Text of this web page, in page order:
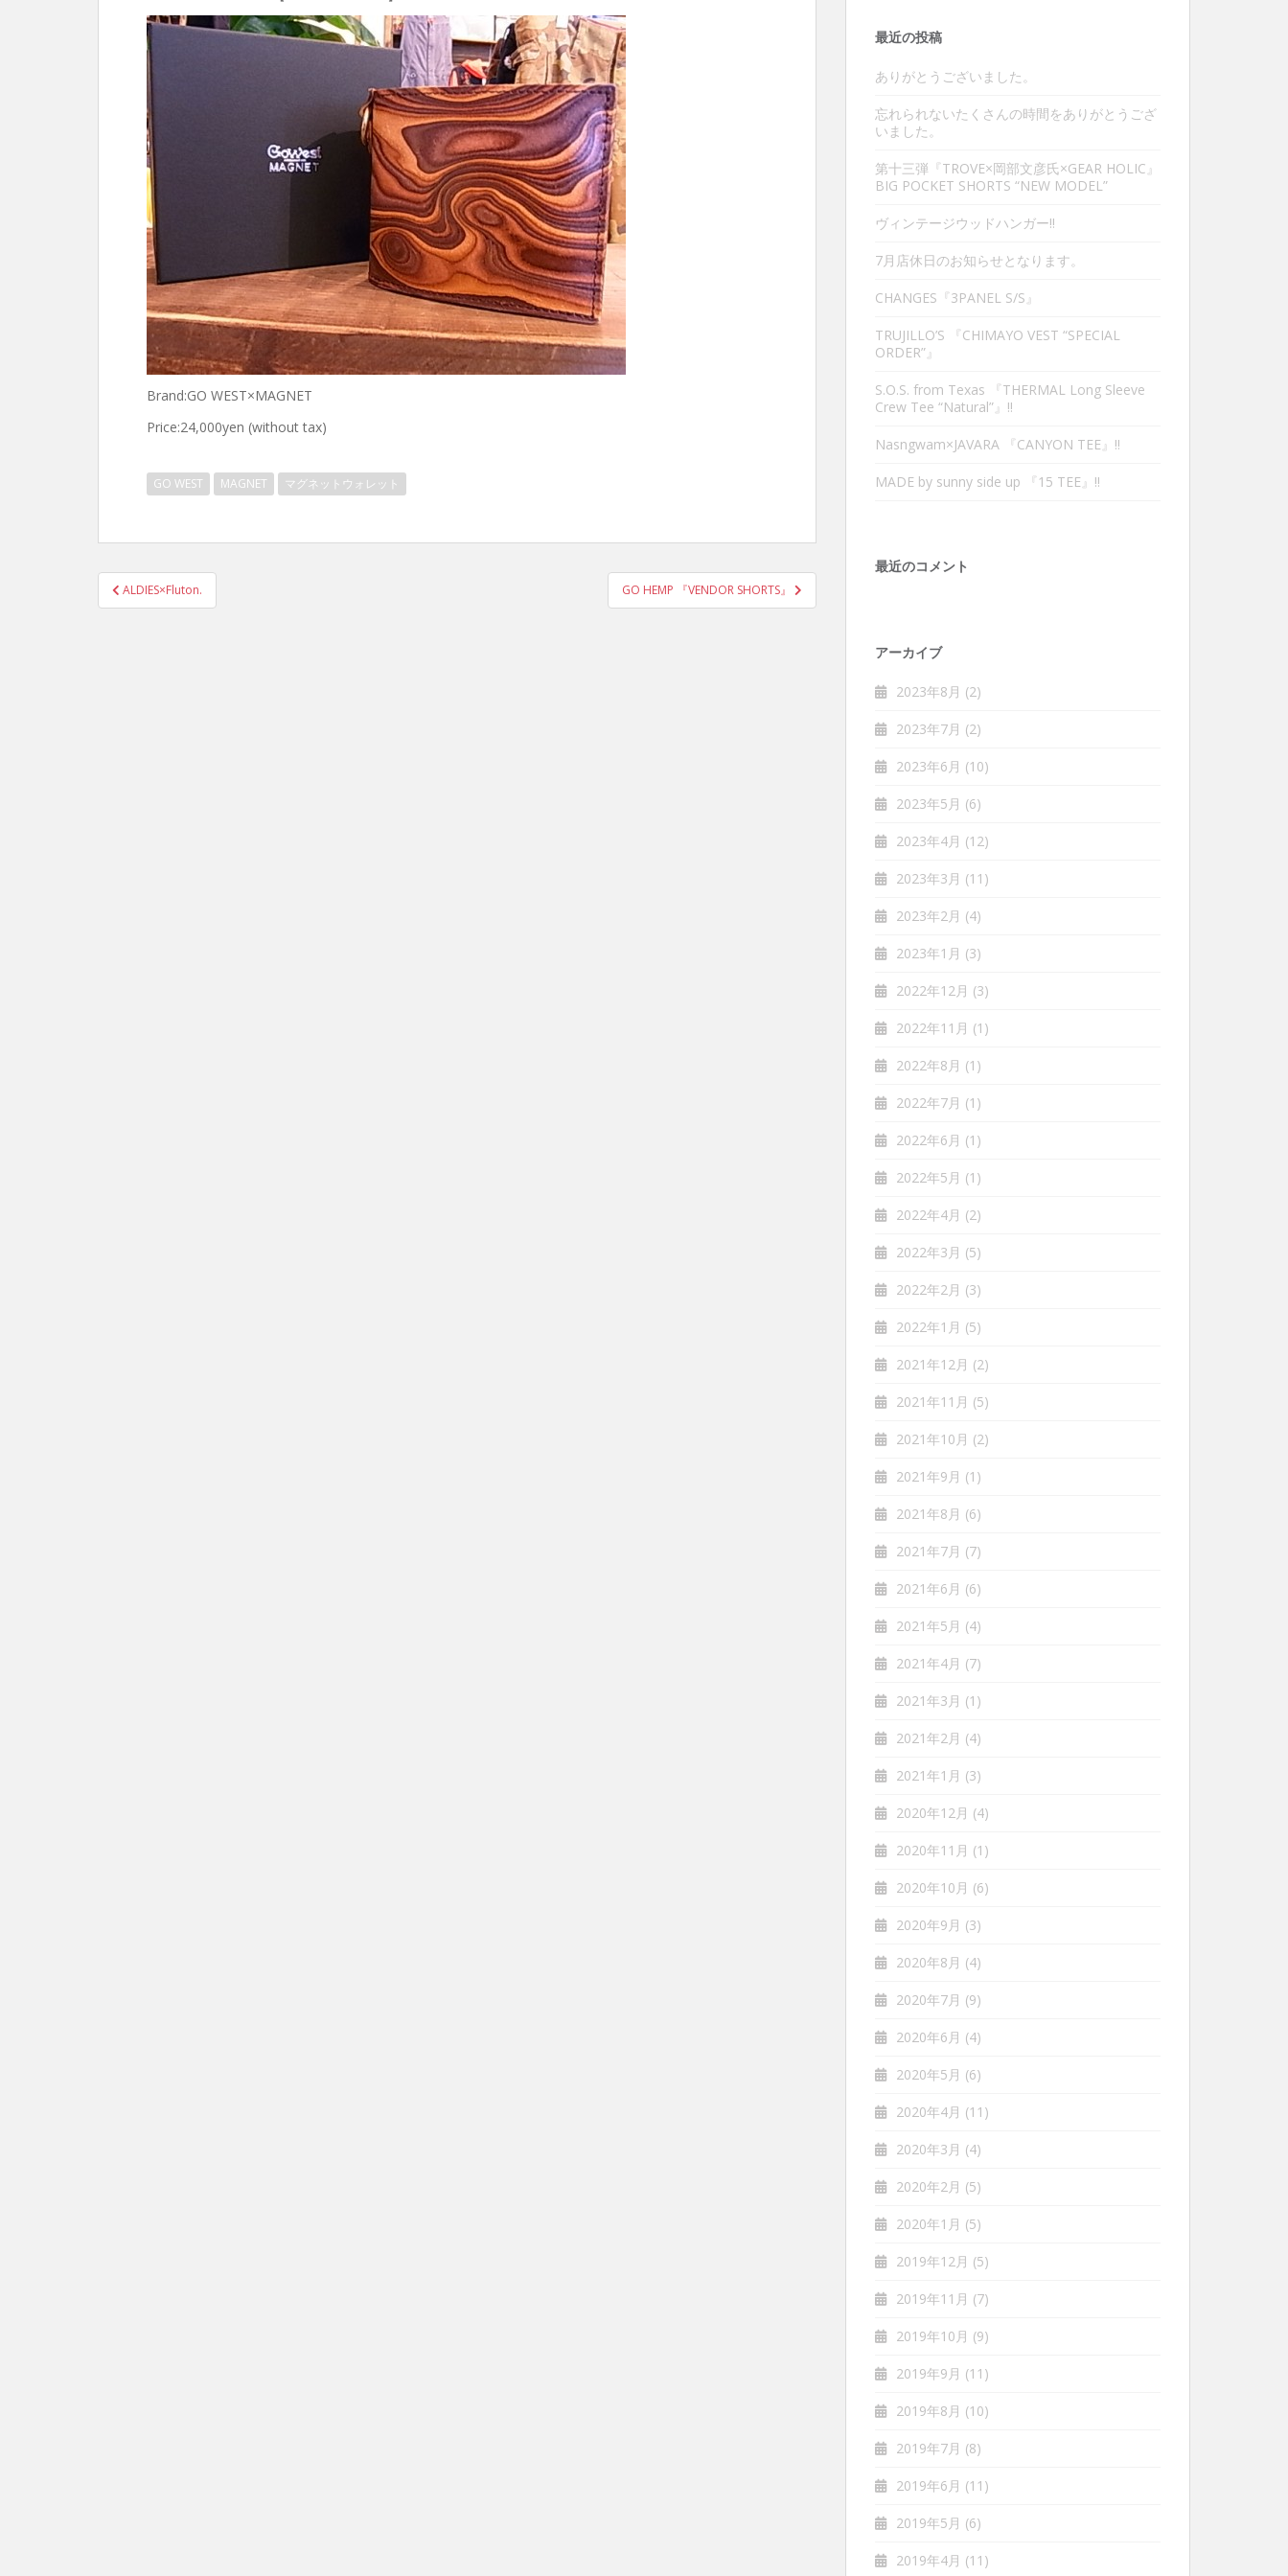
Brand:GO WEST×MAGNET
Price:24,000yen (without tax)
GO WEST MAGNET マグネットウォレット
投
稿
ALDIES×Fluton. GO HEMP 『VENDOR SHORTS』
最近の投稿
ありがとうございました。
忘れられないたくさんの時間をありがとうござ
いました。
第十三弾『TROVE×岡部文彦氏×GEAR HOLIC』
BIG POCKET SHORTS “NEW MODEL”
ヴィンテージウッドハンガー‼︎
7月店休日のお知らせとなります。
CHANGES『3PANEL S/S』
TRUJILLO’S 『CHIMAYO VEST “SPECIAL
ORDER”』
S.O.S. from Texas 『THERMAL Long Sleeve
Crew Tee “Natural”』‼︎
Nasngwam×JAVARA 『CANYON TEE』‼︎
MADE by sunny side up 『15 TEE』‼︎
最近のコメント
アーカイブ
2023年8月 (2)
2023年7月 (2)
2023年6月 (10)
2023年5月 (6)
2023年4月 (12)
2023年3月 (11)
2023年2月 (4)
2023年1月 (3)
2022年12月 (3)
2022年11月 (1)
2022年8月 (1)
2022年7月 (1)
2022年6月 (1)
2022年5月 (1)
2022年4月 (2)
2022年3月 (5)
2022年2月 (3)
2022年1月 (5)
2021年12月 (2)
2021年11月 (5)
2021年10月 (2)
2021年9月 (1)
2021年8月 (6)
2021年7月 (7)
2021年6月 (6)
2021年5月 (4)
2021年4月 (7)
2021年3月 (1)
2021年2月 (4)
2021年1月 (3)
2020年12月 (4)
2020年11月 (1)
2020年10月 (6)
2020年9月 (3)
2020年8月 (4)
2020年7月 (9)
2020年6月 (4)
2020年5月 (6)
2020年4月 (11)
2020年3月 (4)
2020年2月 (5)
2020年1月 (5)
2019年12月 (5)
2019年11月 (7)
2019年10月 (9)
2019年9月 (11)
2019年8月 (10)
2019年7月 (8)
2019年6月 (11)
2019年5月 (6)
2019年4月 (11)